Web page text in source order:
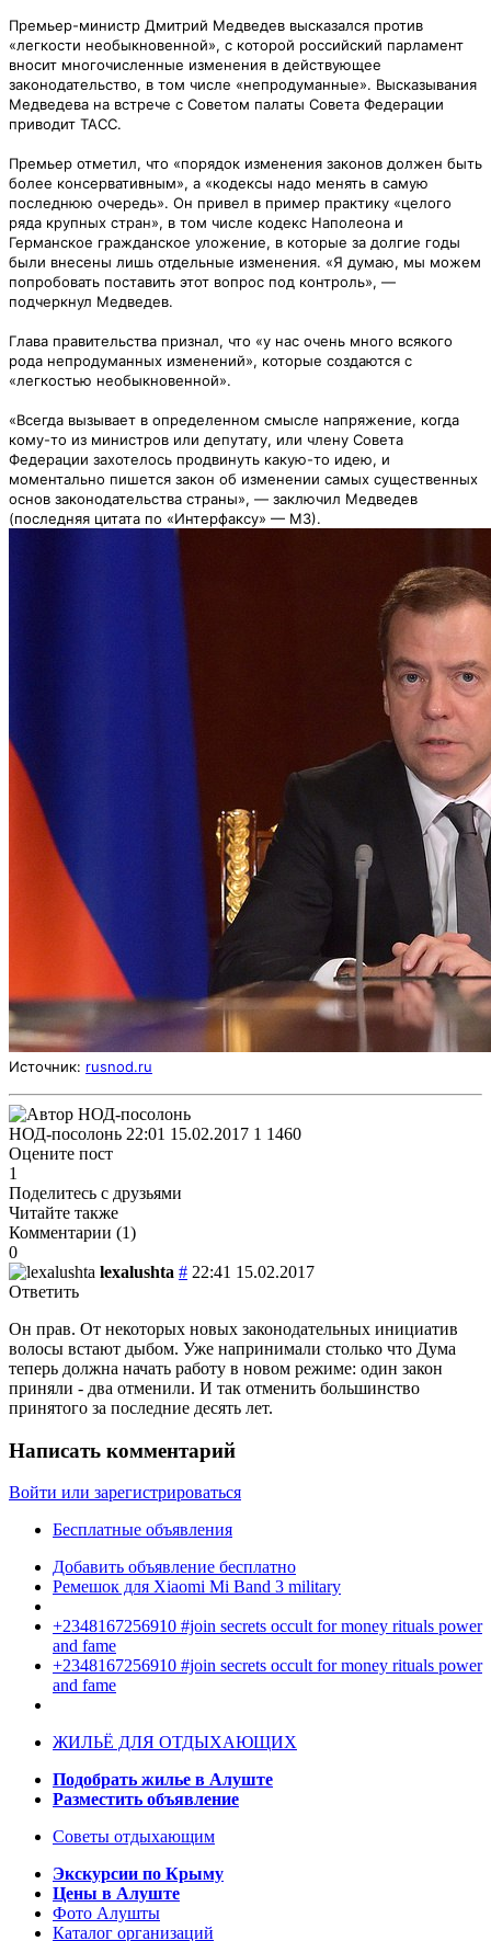
Премьер-министр Дмитрий Медведев высказался против
«легкости необыкновенной», с которой российский парламент
вносит многочисленные изменения в действующее
законодательство, в том числе «непродуманные». Высказывания
Медведева на встрече с Советом палаты Совета Федерации
приводит ТАСС.
Премьер отметил, что «порядок изменения законов должен быть
более консервативным», а «кодексы надо менять в самую
последнюю очередь». Он привел в пример практику «целого
ряда крупных стран», в том числе кодекс Наполеона и
Германское гражданское уложение, в которые за долгие годы
были внесены лишь отдельные изменения. «Я думаю, мы можем
попробовать поставить этот вопрос под контроль», —
подчеркнул Медведев.
Глава правительства признал, что «у нас очень много всякого
рода непродуманных изменений», которые создаются с
«легкостью необыкновенной».
«Всегда вызывает в определенном смысле напряжение, когда
кому-то из министров или депутату, или члену Совета
Федерации захотелось продвинуть какую-то идею, и
моментально пишется закон об изменении самых существенных
основ законодательства страны», — заключил Медведев
(последняя цитата по «Интерфаксу» — МЗ).
Источник: rusnod.ru
НОД-посолонь 22:01 15.02.2017 1 1460
Оцените пост
1
Поделитесь с друзьями
Читайте также
Комментарии (1)
0
lexalushta # 22:41 15.02.2017
Ответить
Он прав. От некоторых новых законодательных инициатив
волосы встают дыбом. Уже напринимали столько что Дума
теперь должна начать работу в новом режиме: один закон
приняли - два отменили. И так отменить большинство
принятого за последние десять лет.
Написать комментарий
Войти или зарегистрироваться
Бесплатные объявления
Добавить объявление бесплатно
Ремешок для Xiaomi Mi Band 3 military
+2348167256910 #join secrets occult for money rituals power
and fame
+2348167256910 #join secrets occult for money rituals power
and fame
ЖИЛЬЁ ДЛЯ ОТДЫХАЮЩИХ
Подобрать жилье в Алуште
Разместить объявление
Советы отдыхающим
Экскурсии по Крыму
Цены в Алуште
Фото Алушты
Каталог организаций